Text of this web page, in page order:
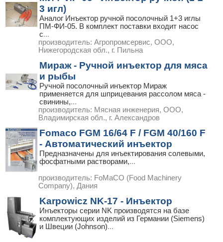
3 игл)
Аналог Инъектор ручной посолочный 1+3 иглы
ПМ-ФИ-05. В комплект поставки входит насос
с...
производитель: Агропромсервис, ООО,
Нижегородская обл., г. Пильна
Мираж - Ручной инъектор для мяса
и рыбы
Ручной посолочный инъектор Мираж
применяется для шприцевания рассолом мяса -
свинины,...
производитель: Мясная инженерия, ООО,
Владимирская обл., г. Александров
Fomaco FGM 16/64 F / FGM 40/160 F
- Автоматический инъектор
Предназначены для инъектирования солевыми,
фосфатными растворами,...
производитель: FoMaCO (Food Machinery
Company), Дания
Karpowicz NK-17 - Инъектор
Инъекторы серии NK производятся на базе
комплектующих изделий из Германии (Siemens)
и Швеции (Johnson)...